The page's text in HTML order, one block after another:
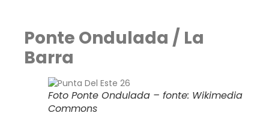
Ponte Ondulada / La
Barra
Foto Ponte Ondulada – fonte: Wikimedia
Commons